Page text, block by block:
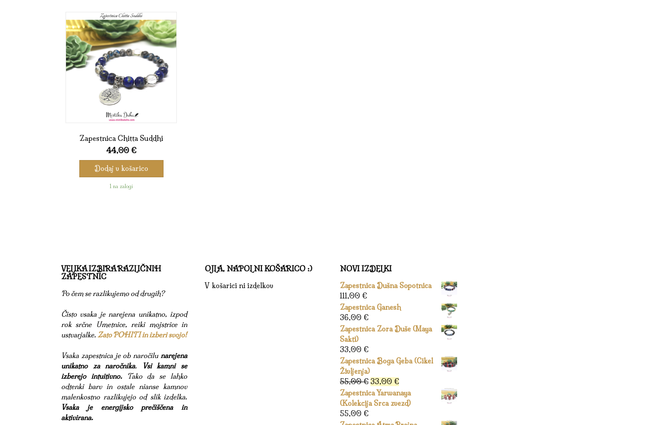
Zapestnica Chitta Suddhi
44,00 €
Dodaj v košarico
1 na zalogi
VELIKA IZBIRA RAZLIČNIH
ZAPESTNIC
Po čem se razlikujemo od drugih?
Čisto vsaka je narejena unikatno, izpod
rok srčne Umetnice, reiki mojstrice in
ustvarjalke.Zato POHITI in izberi svojo!
Vsaka zapestnica je ob naročilu narejena
unikatno za naročnika.
Vsi kamni se
izberejo intuitivno.Tako da se lahko
odtenki barv in ostale nianse kamnov
malenkostno razlikujejo od slik izdelka.
Vsaka je energijsko prečiščena in
aktivirana.
OJLA, NAPOLNI KOŠARICO :)
V košarici ni izdelkov
NOVI IZDELKI
Zapestnica Dušna Sopotnica
111,00 €
Zapestnica Ganesh
36,00 €
Zapestnica Zora Duše (Maya
Sakti)
33,00 €
Zapestnica Boga Geba (Cikel
Življenja)
55,00€ Izvirna
cena
je
55,00 €.
33,00 €Trenutna
cena
je:
Zapestnica Yarwanaya
(Kolekcija Srca zvezd)
55,00 €